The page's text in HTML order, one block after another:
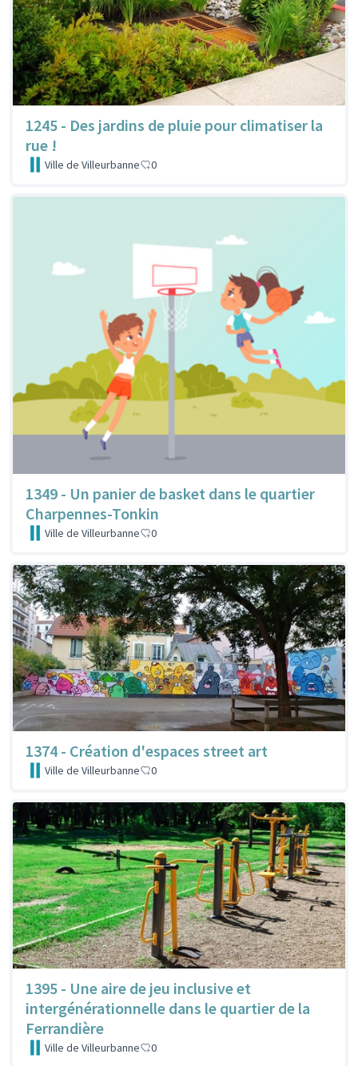
1245 - Des jardins de pluie pour climatiser la
rue !
Ville de Villeurbanne 0
1349 - Un panier de basket dans le quartier
Charpennes-Tonkin
Ville de Villeurbanne 0
1374 - Création d'espaces street art
Ville de Villeurbanne 0
1395 - Une aire de jeu inclusive et
intergénérationnelle dans le quartier de la
Ferrandière
Ville de Villeurbanne 0